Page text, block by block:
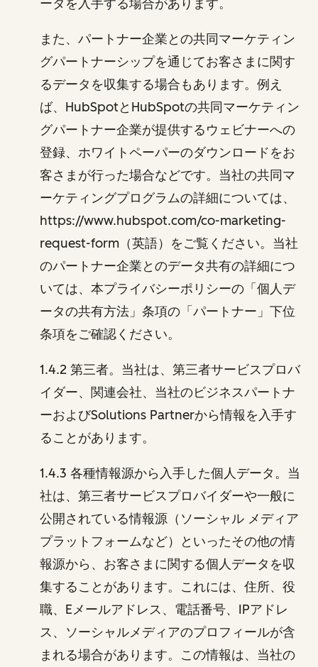
ータを入手する場合があります。
また、パートナー企業との共同マーケティン
グパートナーシップを通じてお客さまに関す
るデータを収集する場合もあります。例え
ば、HubSpotとHubSpotの共同マーケティン
グパートナー企業が提供するウェビナーへの
登録、ホワイトペーパーのダウンロードをお
客さまが行った場合などです。当社の共同マ
ーケティングプログラムの詳細については、
https://www.hubspot.com/co-marketing-
request-form（英語）をご覧ください。当社
のパートナー企業とのデータ共有の詳細につ
いては、本プライバシーポリシーの「個人デ
ータの共有方法」条項の「パートナー」下位
条項をご確認ください。
1.4.2 第三者。当社は、第三者サービスプロバ
イダー、関連会社、当社のビジネスパートナ
ーおよびSolutions Partnerから情報を入手す
ることがあります。
1.4.3 各種情報源から入手した個人データ。当
社は、第三者サービスプロバイダーや一般に
公開されている情報源（ソーシャル メディア
プラットフォームなど）といったその他の情
報源から、お客さまに関する個人データを収
集することがあります。これには、住所、役
職、Eメールアドレス、電話番号、IPアドレ
ス、ソーシャルメディアのプロフィールが含
まれる場合があります。この情報は、当社の